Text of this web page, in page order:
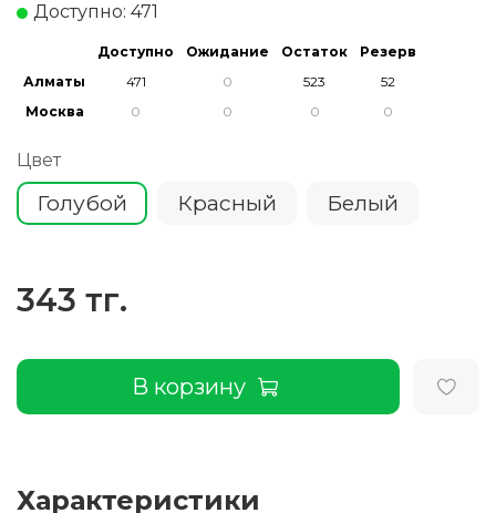
Доступно: 471
Доступно Ожидание Остаток
Резерв
Алматы
Москва
Цвет
Голубой Красный Белый
343 тг.
В корзину
Характеристики